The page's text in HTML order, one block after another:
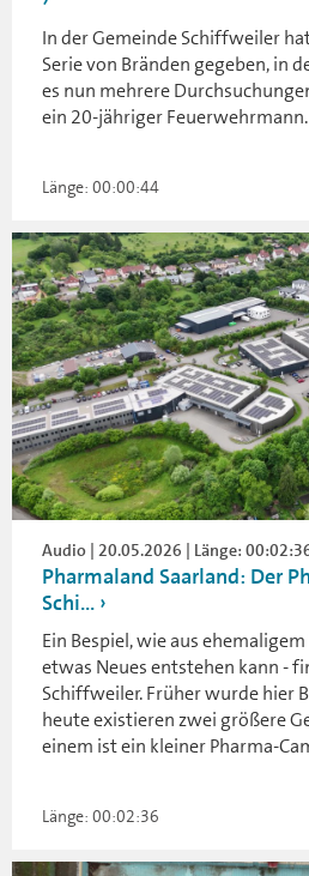
In der Gemeinde Schiffweiler
Serie von Bränden gegeben, in
es nun mehrere
ein 20-jähriger Feuerwehrmann.
Länge: 00:00:44
Audio | 20.05.2026 | Länge:
Pharmaland Saarland: Der
Schi...
Ein Bespiel, wie aus
etwas Neues entstehen kann -
Schiffweiler. Früher wurde hier
heute existieren zwei größere
einem ist ein kleiner Pharma-
Länge: 00:02:36